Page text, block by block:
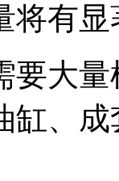
将有
要大
缸、